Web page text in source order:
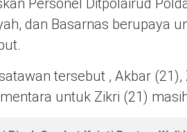
Personel Ditpolairud
dan Basarnas berupaya
tersebut , Akbar
untuk Zikri (21)